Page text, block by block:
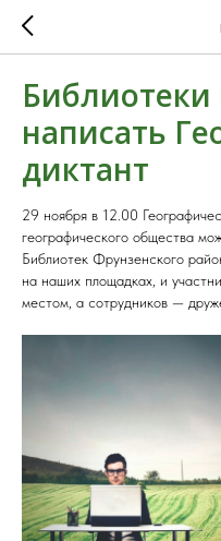
написать
диктант
29 ноября в 12.00
географического общества
Библиотек Фрунзенского
на наших площадках, и
местом, а сотрудников —